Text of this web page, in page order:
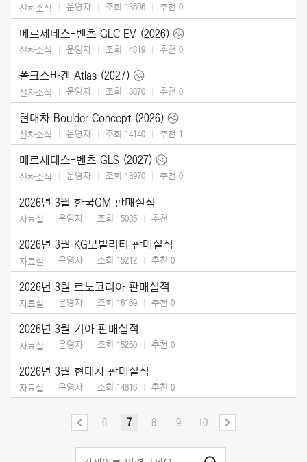
신차소식 운영자 조회 13606 추천 0
메르세데스-벤츠 GLC EV (2026)
신차소식 운영자 조회 14819 추천 0
폴크스바겐 Atlas (2027)
신차소식 운영자 조회 13870 추천 0
현대차 Boulder Concept (2026)
신차소식 운영자 조회 14140 추천 1
메르세데스-벤츠 GLS (2027)
신차소식 운영자 조회 13970 추천 0
2026년 3월 한국GM 판매실적
자료실 운영자 조회 15035 추천 1
2026년 3월 KG모빌리티 판매실적
자료실 운영자 조회 15212 추천 0
2026년 3월 르노코리아 판매실적
자료실 운영자 조회 16169 추천 0
2026년 3월 기아 판매실적
자료실 운영자 조회 15250 추천 0
2026년 3월 현대차 판매실적
자료실 운영자 조회 14816 추천 0
6 7 8 9 10